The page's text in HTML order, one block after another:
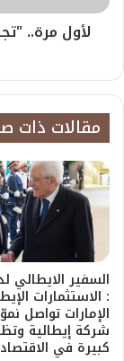
لأول مرة..
مقالات ذات
السفير الايطالي
: الاستثمارات
شركة إيطالية
كبيرة في الاقتصاد